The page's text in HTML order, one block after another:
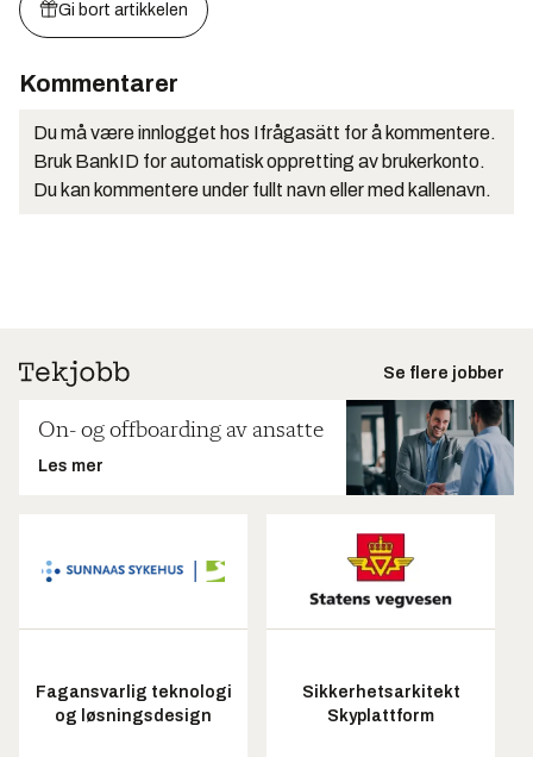
Gi bort artikkelen
Kommentarer
Du må være innlogget hos Ifrågasätt for å kommentere.
Bruk BankID for automatisk oppretting av brukerkonto.
Du kan kommentere under fullt navn eller med kallenavn.
Se flere jobber
On- og offboarding av ansatte
Les mer
Fagansvarlig teknologi
og løsningsdesign
Sikkerhetsarkitekt
Skyplattform